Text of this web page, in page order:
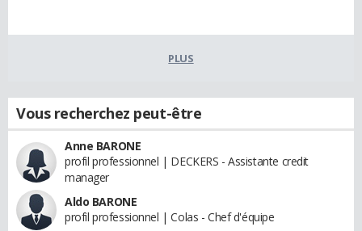
PLUS
Vous recherchez peut-être
Anne BARONE
profil professionnel | DECKERS - Assistante credit
manager
Aldo BARONE
profil professionnel | Colas - Chef d'équipe